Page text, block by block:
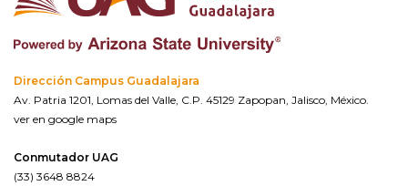
Dirección Campus Guadalajara
Av. Patria 1201, Lomas del Valle, C.P. 45129 Zapopan, Jalisco, México.
ver en google maps
Conmutador UAG
(33) 3648 8824